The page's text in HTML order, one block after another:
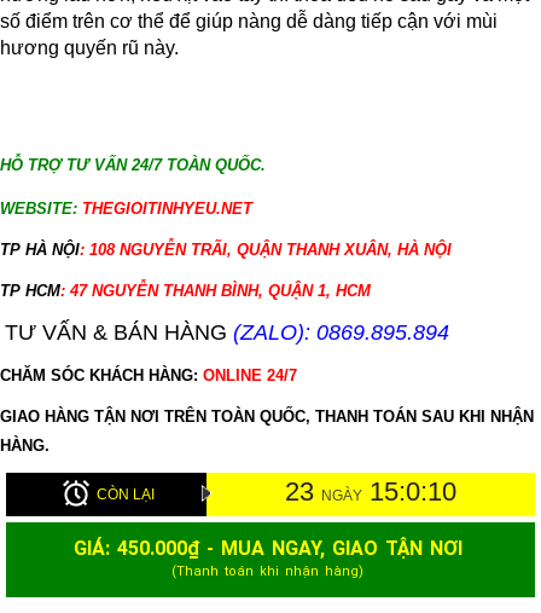
số điểm trên cơ thể để giúp nàng dễ dàng tiếp cận với mùi
hương quyến rũ này.
HỖ TRỢ TƯ VẤN 24/7 TOÀN QUỐC.
WEBSITE: THEGIOITINHYEU.NET
TP HÀ NỘI: 108 NGUYỄN TRÃI, QUẬN THANH XUÂN, HÀ NỘI
TP HCM: 47 NGUYỄN THANH BÌNH, QUẬN 1, HCM
TƯ VẤN & BÁN HÀNG (ZALO): 0869.895.894
CHĂM SÓC KHÁCH HÀNG: ONLINE 24/7
GIAO HÀNG TẬN NƠI TRÊN TOÀN QUỐC, THANH TOÁN SAU KHI NHẬN
HÀNG.
CÒN LẠI 23NGÀY 15:0:9
GIÁ: 450.000₫ - MUA NGAY, GIAO TẬN NƠI
(Thanh toán khi nhận hàng)